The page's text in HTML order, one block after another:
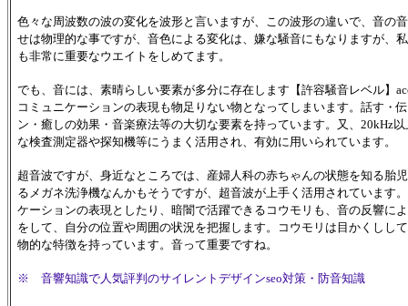
色々な周波数の波の変化を波形と言いますが、この波形の違いで、音の
せは物理的な事ですが、音色による変化は、嫌な騒音にもなりますが、
も非常に重要なウエイトをしめてます。
でも、音には、素晴らしい要素が多分に存在します【許容騒音レベル】
コミュニケーションの表現も物足りない物となってしまいます。話す・
ン・癒しの効果・音楽療法等の大切な要素を持っています。又、20kHz
な検査測定器や探知機等にうまく活用され、有効に用いられています。
超音波ですが、身近なところでは、産婦人科の赤ちゃんの状態を知る胎
るメガネ洗浄機なんかもそうですが、超音波が上手く活用されています
ケーションの表現としたり、暗闇で活躍できるコウモリも、音の反響に
をして、自分の位置や周囲の状況を把握します。コウモリは目かくしし
物的な特徴を持っています。音って重要ですね。
※ 音響知識で人気評判のサイレントデザインseo対策 ・防音知識